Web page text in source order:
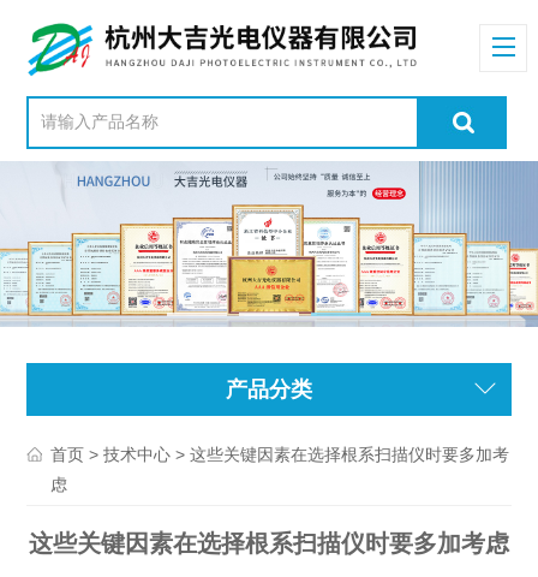
产品分类
首页 >技术中心 > 这些关键因素在选择根系扫描仪时要多加考
虑
这些关键因素在选择根系扫描仪时要多加考虑